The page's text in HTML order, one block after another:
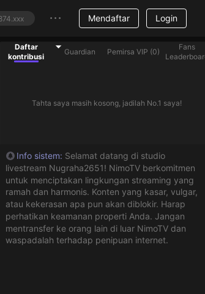
Mendaftar Login
Daftar
kontribusi
Guardian Pemirsa VIP (0)
Fans
Tahta saya masih kosong, jadilah No.1 saya!
Info sistem: Selamat datang di studio
livestream Nugraha2651! NimoTV berkomitmen
untuk menciptakan lingkungan streaming yang
ramah dan harmonis. Konten yang kasar, vulgar,
atau kekerasan apa pun akan diblokir. Harap
perhatikan keamanan properti Anda. Jangan
mentransfer ke orang lain di luar NimoTV dan
waspadalah terhadap penipuan internet.